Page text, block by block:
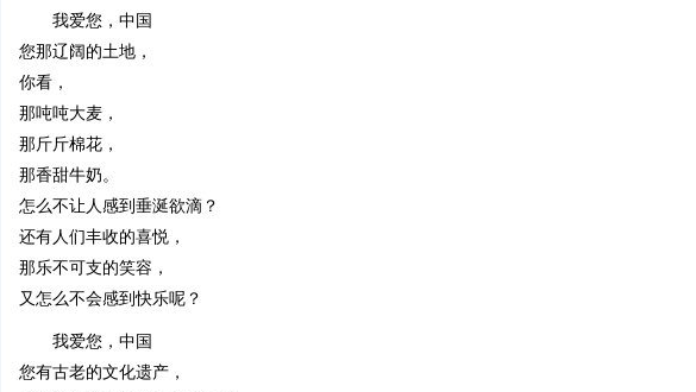
我爱您，中国
您那辽阔的土地，
你看，
那吨吨大麦，
那斤斤棉花，
那香甜牛奶。
怎么不让人感到垂涎欲滴？
还有人们丰收的喜悦，
那乐不可支的笑容，
又怎么不会感到快乐呢？
我爱您，中国
您有古老的文化遗产，